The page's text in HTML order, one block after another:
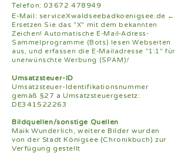
Telefon: 03672 478949
E-Mail: serviceXwaldseebadkoenigsee.de ←
Ersetzen Sie das "X" mit dem bekannten
Zeichen! Automatische E-Mail-Adress-
Sammelprogramme (Bots) lesen Webseiten
aus, und erfassen die E-Mailadresse "1:1" für
unerwünschte Werbung (SPAM)!
Umsatzsteuer-ID
Umsatzsteuer-Identifikationsnummer
gemäß §27 a Umsatzsteuergesetz:
DE341522263
Bildquellen/sonstige Quellen
Maik Wunderlich, weitere Bilder wurden
von der Stadt Königsee (Chronikbuch) zur
Verfügung gestellt